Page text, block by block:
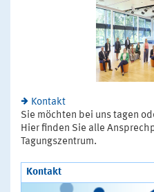
Kontakt
Sie möchten bei uns tagen
Hier finden Sie alle
Tagungszentrum.
Kontakt